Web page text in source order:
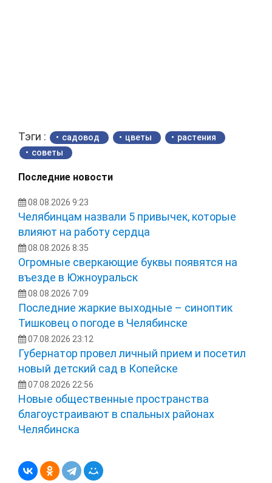
Тэги : садовод цветы
растения
советы
Последние новости
08.08.2026 9:23
Челябинцам назвали 5 привычек, которые
влияют на работу сердца
08.08.2026 8:35
Огромные сверкающие буквы появятся на
въезде в Южноуральск
08.08.2026 7:09
Последние жаркие выходные – синоптик
Тишковец о погоде в Челябинске
07.08.2026 23:12
Губернатор провел личный прием и посетил
новый детский сад в Копейске
07.08.2026 22:56
Новые общественные пространства
благоустраивают в спальных районах
Челябинска